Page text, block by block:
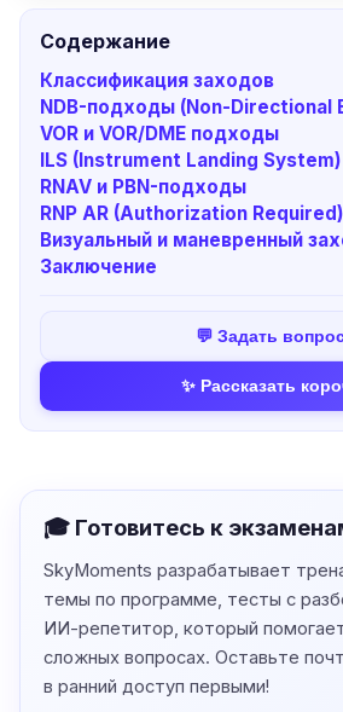
Содержание
Классификация заходов
NDB-подходы (Non-Directional
VOR и VOR/DME подходы
ILS (Instrument Landing System)
RNAV и PBN-подходы
RNP AR (Authorization Required)
Визуальный и маневренный
Заключение
💬 Задать
✨ Рассказать
🎓 Готовитесь к
SkyMoments разрабатывает
темы по программе, тесты с
ИИ-репетитор, который
сложных вопросах. Оставьте
в ранний доступ первыми!